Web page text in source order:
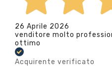
26 Aprile 2026
venditore molto
ottimo
Acquirente verificato